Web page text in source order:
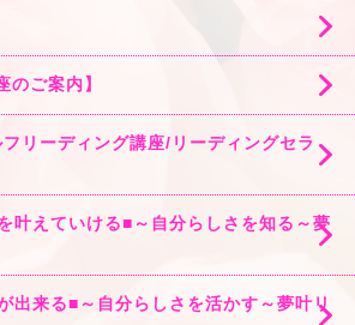
のご案内】
リーディング講座/リーディングセラ
叶えていける■～自分らしさを知る～夢
出来る■～自分らしさを活かす～夢叶リ